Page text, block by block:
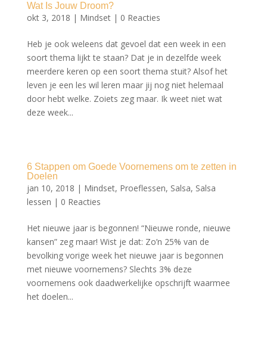
Wat Is Jouw Droom?
okt 3, 2018 | Mindset| 0 Reacties
Heb je ook weleens dat gevoel dat een week in een
soort thema lijkt te staan? Dat je in dezelfde week
meerdere keren op een soort thema stuit? Alsof het
leven je een les wil leren maar jij nog niet helemaal
door hebt welke. Zoiets zeg maar. Ik weet niet wat
deze week...
6 Stappen om Goede Voornemens om te zetten in
Doelen
jan 10, 2018 | Mindset, Proeflessen, Salsa, Salsa
lessen | 0 Reacties
Het nieuwe jaar is begonnen! “Nieuwe ronde, nieuwe
kansen” zeg maar! Wist je dat: Zo’n 25% van de
bevolking vorige week het nieuwe jaar is begonnen
met nieuwe voornemens? Slechts 3% deze
voornemens ook daadwerkelijke opschrijft waarmee
het doelen...